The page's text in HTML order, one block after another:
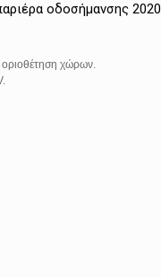
οδοσήμανσης 2020
οριοθέτηση χώρων.